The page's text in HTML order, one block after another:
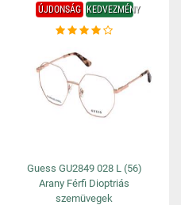
ÚJDONSÁG KEDVEZMÉNY
Guess GU2849 028 L (56)
Arany Férfi Dioptriás
szemüvegek